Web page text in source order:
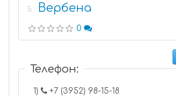
5 Вербена
0
Телефон:
1)
+7 (3952) 98-15-18